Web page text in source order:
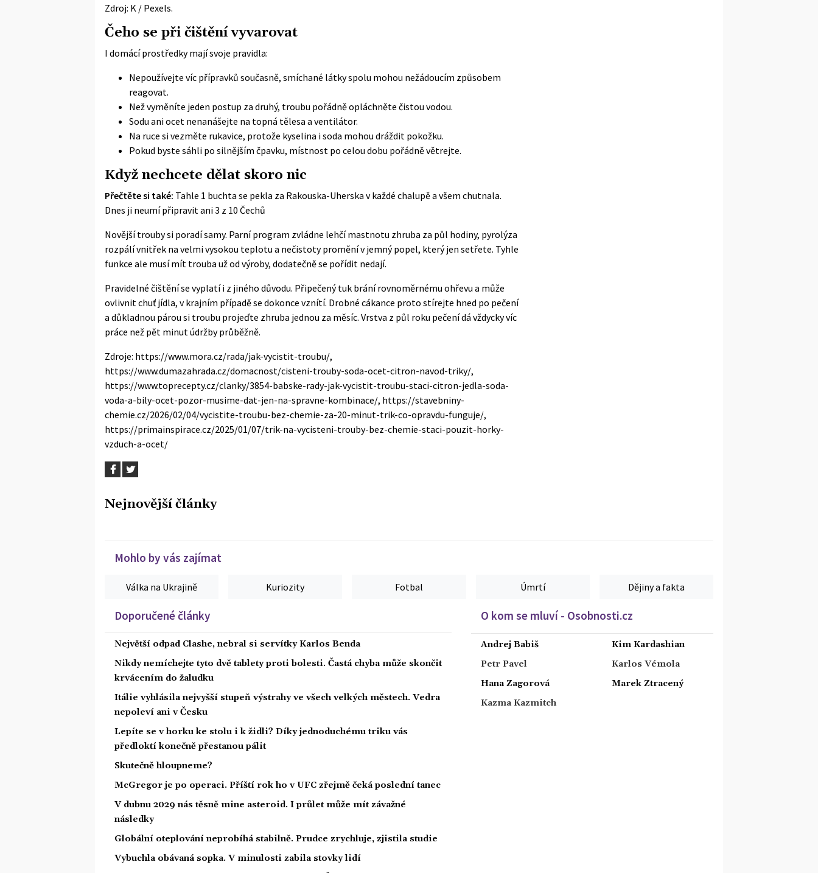
Zdroj: K / Pexels.
Čeho se při čištění vyvarovat
I domácí prostředky mají svoje pravidla:
Nepoužívejte víc přípravků současně, smíchané látky spolu mohou nežádoucím způsobem
reagovat.
Než vyměníte jeden postup za druhý, troubu pořádně opláchněte čistou vodou.
Sodu ani ocet nenanášejte na topná tělesa a ventilátor.
Na ruce si vezměte rukavice, protože kyselina i soda mohou dráždit pokožku.
Pokud byste sáhli po silnějším čpavku, místnost po celou dobu pořádně větrejte.
Když nechcete dělat skoro nic
Přečtěte si také: Tahle 1 buchta se pekla za Rakouska-Uherska v každé chalupě a všem chutnala.
Dnes ji neumí připravit ani 3 z 10 Čechů
Novější trouby si poradí samy. Parní program zvládne lehčí mastnotu zhruba za půl hodiny, pyrolýza
rozpálí vnitřek na velmi vysokou teplotu a nečistoty promění v jemný popel, který jen setřete. Tyhle
funkce ale musí mít trouba už od výroby, dodatečně se pořídit nedají.
Pravidelné čištění se vyplatí i z jiného důvodu. Připečený tuk brání rovnoměrnému ohřevu a může
ovlivnit chuť jídla, v krajním případě se dokonce vznítí. Drobné cákance proto stírejte hned po pečení
a důkladnou párou si troubu projeďte zhruba jednou za měsíc. Vrstva z půl roku pečení dá vždycky víc
práce než pět minut údržby průběžně.
Zdroje: https://www.mora.cz/rada/jak-vycistit-troubu/,
https://www.dumazahrada.cz/domacnost/cisteni-trouby-soda-ocet-citron-navod-triky/,
https://www.toprecepty.cz/clanky/3854-babske-rady-jak-vycistit-troubu-staci-citron-jedla-soda-
voda-a-bily-ocet-pozor-musime-dat-jen-na-spravne-kombinace/, https://stavebniny-
chemie.cz/2026/02/04/vycistite-troubu-bez-chemie-za-20-minut-trik-co-opravdu-funguje/,
https://primainspirace.cz/2025/01/07/trik-na-vycisteni-trouby-bez-chemie-staci-pouzit-horky-
vzduch-a-ocet/
Nejnovější články
Mohlo by vás zajímat
Válka na Ukrajině Kuriozity Fotbal Úmrtí Dějiny a fakta
Doporučené články
Největší odpad Clashe, nebral si servítky Karlos Benda
Nikdy nemíchejte tyto dvě tablety proti bolesti. Častá chyba může skončit
krvácením do žaludku
Itálie vyhlásila nejvyšší stupeň výstrahy ve všech velkých městech. Vedra
nepoleví ani v Česku
Lepíte se v horku ke stolu i k židli? Díky jednoduchému triku vás
předloktí konečně přestanou pálit
Skutečně hloupneme?
McGregor je po operaci. Příští rok ho v UFC zřejmě čeká poslední tanec
V dubnu 2029 nás těsně mine asteroid. I průlet může mít závažné
následky
Globální oteplování neprobíhá stabilně. Prudce zrychluje, zjistila studie
Vybuchla obávaná sopka. V minulosti zabila stovky lidí
O kom se mluví - Osobnosti.cz
Andrej Babiš
Petr Pavel
Hana Zagorová
Kazma Kazmitch
Kim Kardashian
Karlos Vémola
Marek Ztracený